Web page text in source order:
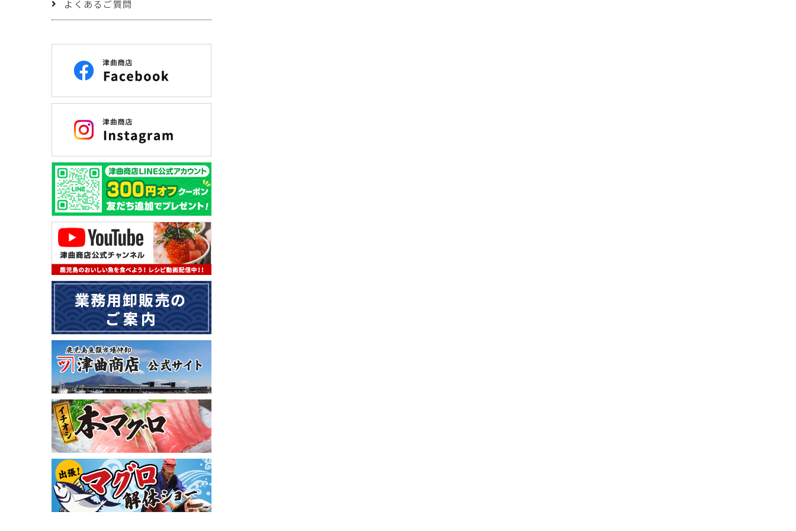
よくあるご質問